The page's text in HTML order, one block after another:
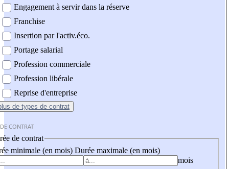
Engagement à servir dans la réserve
Franchise
Insertion par l'activ.éco.
Portage salarial
Profession commerciale
Profession libérale
Reprise d'entreprise
de types de contrat
CONTRAT
de contrat
minimale (en mois) Durée maximale (en mois)
mois